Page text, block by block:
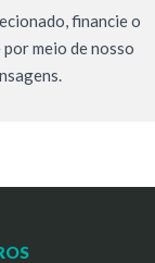
financie o
meio de nosso